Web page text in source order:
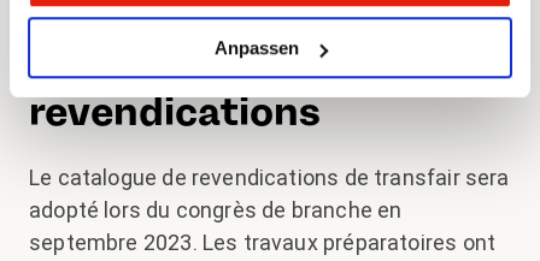
Anpassen
Enquête en ligne :
exprime tes
revendications
Le catalogue de revendications de transfair sera
adopté lors du congrès de branche en
septembre 2023. Les travaux préparatoires ont